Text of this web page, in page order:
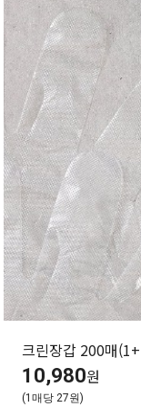
크린장갑 200매
10,980원
(1매당 27원)